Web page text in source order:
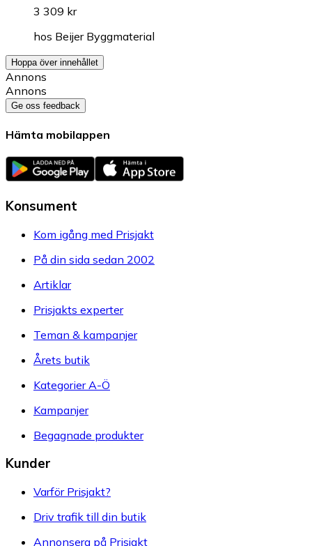
3 309 kr
hos Beijer Byggmaterial
Hoppa över innehållet
Annons
Annons
Ge oss feedback
Hämta mobilappen
Konsument
Kom igång med Prisjakt
På din sida sedan 2002
Artiklar
Prisjakts experter
Teman & kampanjer
Årets butik
Kategorier A-Ö
Kampanjer
Begagnade produkter
Kunder
Varför Prisjakt?
Driv trafik till din butik
Annonsera på Prisjakt